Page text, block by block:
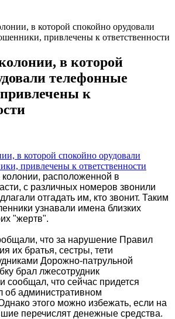
в которой спокойно орудовали
привлечены к ответственности
в которой
телефонные
к
расположенной в
с различных номеров звонили
отгадать им, кто звонит. Таким
узнавали имена близких
"жертв".
что за нарушение Правил
их братья, сестры, тети
Дорожно-патрульной
брал лжесотрудник
сообщал, что сейчас придется
об административном
этого можно избежать, если на
перечислят денежные средства.